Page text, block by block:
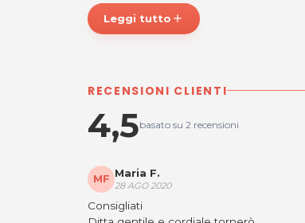
CARNIA PNEUS
Tolmezzo (UD)
Per ulteriori informazioni sull'offerta
aposta@espevia.it.
Leggi tutto add
RECENSIONI CLIENTI
4,5basato su 2 recensioni
MF Maria F.
28 AGO 2020
Consigliati